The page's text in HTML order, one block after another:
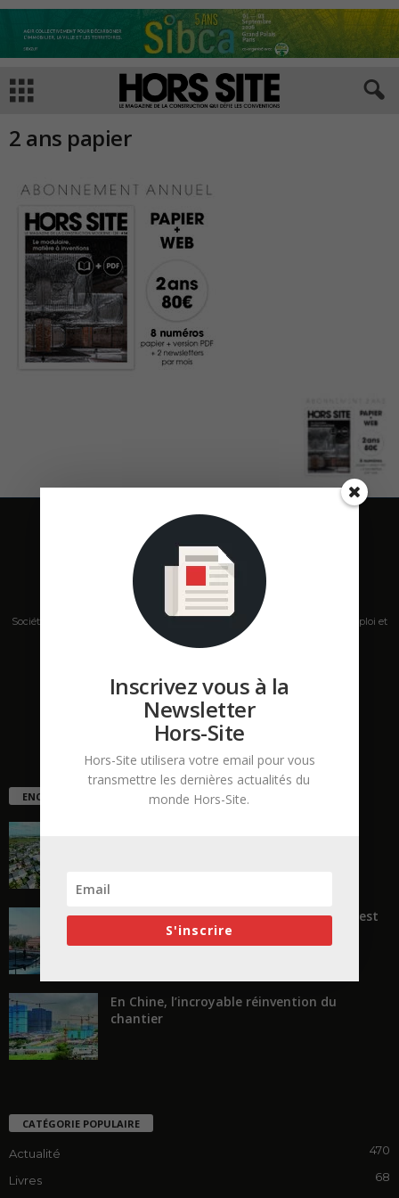
2 ans papier
Société de presse, plateforme de mise en relation sur les marchés B2B, emploi et
salons s'adressant aux professionnels de la construction Hors Site.
Contactez-nous: contact@hors-site.com
ENCORE PLUS D'ARTICLES
« Transformer plutôt que démolir, ce n’est
pas regarder en arrière...
En Chine, l’incroyable réinvention du
chantier
CATÉGORIE POPULAIRE
Actualité 470
Livres
68
Inscrivez vous à la
Newsletter
Hors-Site
Hors-Site utilisera votre email pour vous
transmettre les dernières actualités du
monde Hors-Site.
S'inscrire